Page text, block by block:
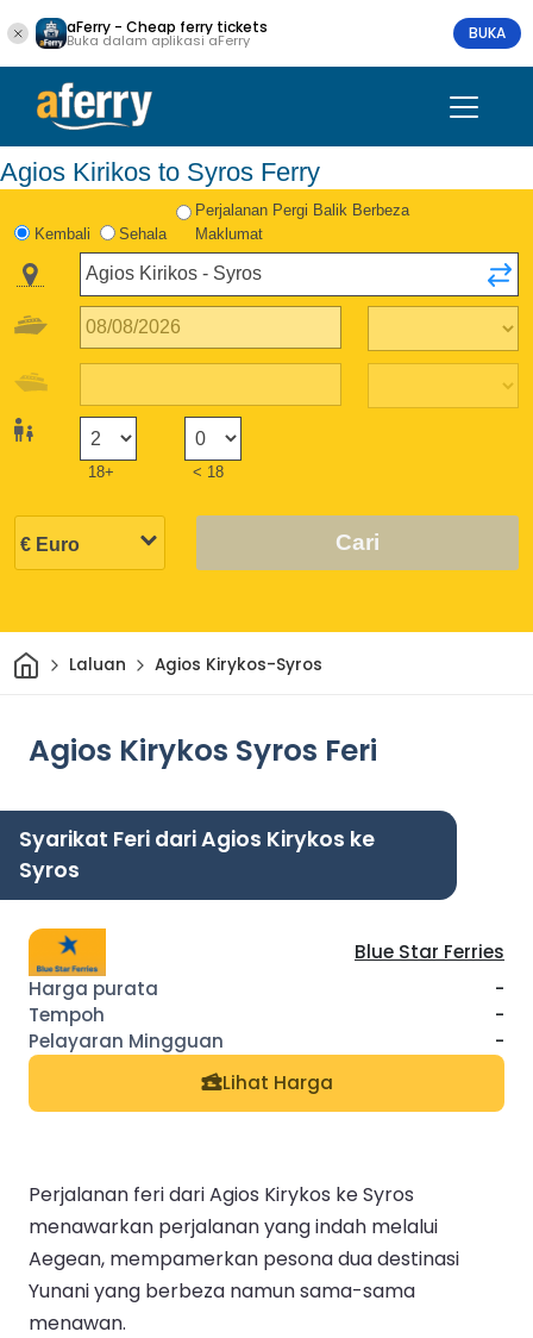
aFerry - Cheap ferry tickets
Buka dalam aplikasi aFerry BUKA
Agios Kirikos to Syros Ferry
Kembali Sehala
Perjalanan Pergi Balik Berbeza
Maklumat
18+ < 18
Cari
Rumah
Laluan Agios Kirykos-Syros
Agios Kirykos Syros Feri
Syarikat Feri dari Agios Kirykos ke
Syros
Blue Star Ferries
-
-
-
Lihat Harga
Perjalanan feri dari Agios Kirykos ke Syros
menawarkan perjalanan yang indah melalui
Aegean, mempamerkan pesona dua destinasi
Yunani yang berbeza namun sama-sama
menawan.